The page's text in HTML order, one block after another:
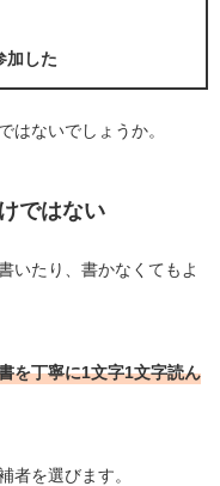
加した
はないでしょうか。
ではない
いたり、書かなくてもよ
を丁寧に1文字1文字読ん
者を選びます。